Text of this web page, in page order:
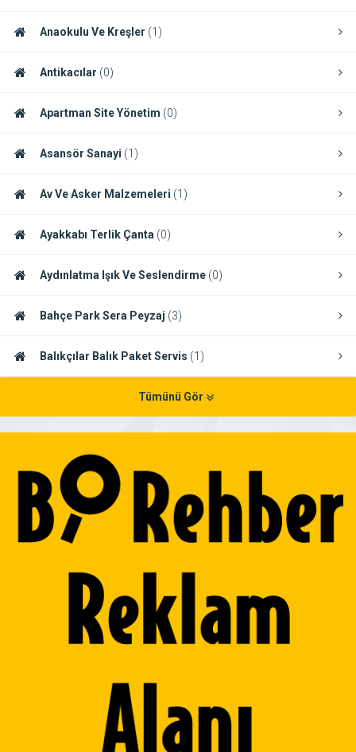
Anaokulu Ve Kreşler (1)
Antikacılar (0)
Apartman Site Yönetim (0)
Asansör Sanayi (1)
Av Ve Asker Malzemeleri (1)
Ayakkabı Terlik Çanta (0)
Aydınlatma Işık Ve Seslendirme (0)
Bahçe Park Sera Peyzaj (3)
Balıkçılar Balık Paket Servis (1)
Tümünü Gör